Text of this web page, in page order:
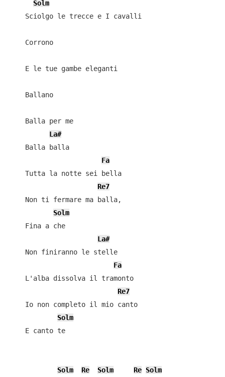
Solm
    Sciolgo le trecce e I cavalli
    Corrono
    E le tue gambe eleganti
    Ballano
    Balla per me
La#
    Balla balla
Fa
    Tutta la notte sei bella
Re7
    Non ti fermare ma balla,
Solm
    Fina a che
La#
    Non finiranno le stelle
Fa
    L'alba dissolva il tramonto
Re7
    Io non completo il mio canto
Solm
    E canto te
Solm Re Solm Re Solm